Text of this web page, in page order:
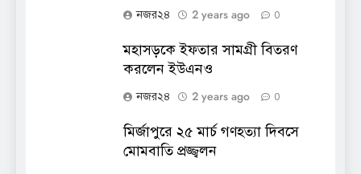
নজর২৪ 2 years ago 0
মহাসড়কে ইফতার সামগ্রী বিতরণ
করলেন ইউএনও
নজর২৪ 2 years ago 0
মির্জাপুরে ২৫ মার্চ গণহত্যা দিবসে
মোমবাতি প্রজ্জ্বলন